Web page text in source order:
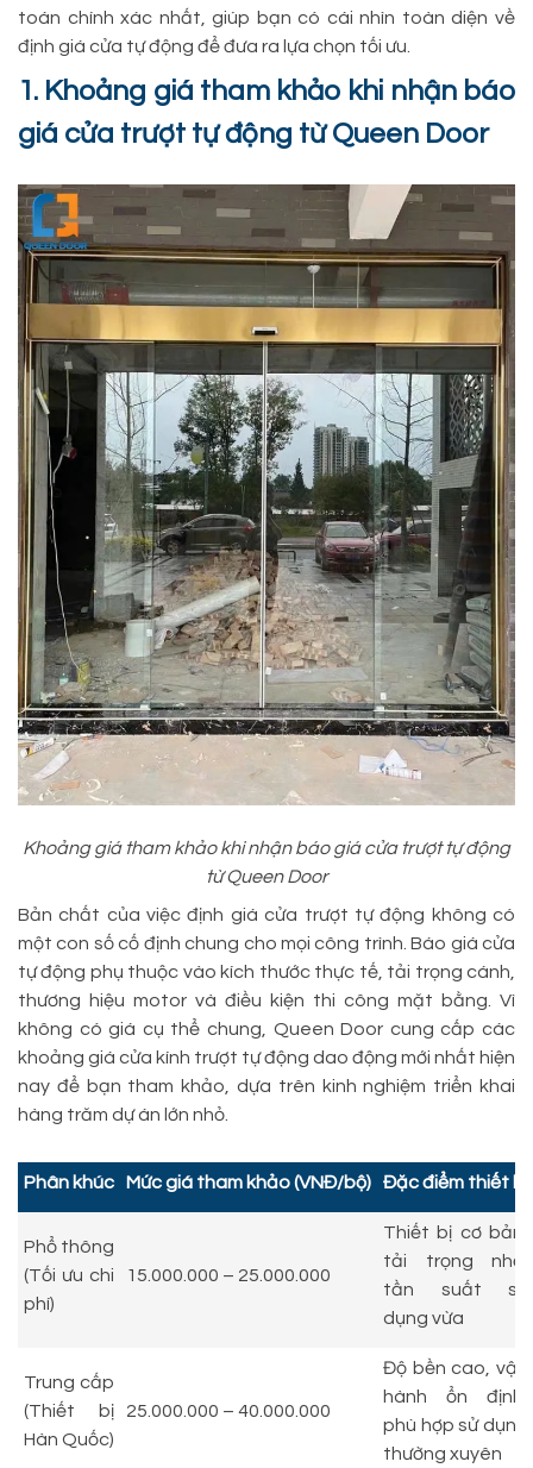
toán chính xác nhất, giúp bạn có cái nhìn toàn diện về
định giá cửa tự động để đưa ra lựa chọn tối ưu.
1. Khoảng giá tham khảo khi nhận báo
giá cửa trượt tự động từ Queen Door
Khoảng giá tham khảo khi nhận báo giá cửa trượt tự động
từ Queen Door
Bản chất của việc định giá cửa trượt tự động không có
một con số cố định chung cho mọi công trình. Báo giá cửa
tự động phụ thuộc vào kích thước thực tế, tải trọng cánh,
thương hiệu motor và điều kiện thi công mặt bằng. Vì
không có giá cụ thể chung, Queen Door cung cấp các
khoảng giá cửa kính trượt tự động dao động mới nhất hiện
nay để bạn tham khảo, dựa trên kinh nghiệm triển khai
hàng trăm dự án lớn nhỏ.
Phân khúc Mức giá tham khảo (VNĐ/bộ) Đặc điểm thiết bị
Phổ thông
(Tối ưu chi
phí)
15.000.000 – 25.000.000
Thiết bị cơ bản,
tải trọng nhẹ,
tần suất sử
dụng vừa
Trung cấp
(Thiết bị
Hàn Quốc)
25.000.000 – 40.000.000
Độ bền cao, vận
hành ổn định,
phù hợp sử dụng
thường xuyên